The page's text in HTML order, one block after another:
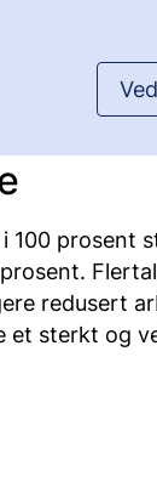
100 prosent
redusert
et sterkt og